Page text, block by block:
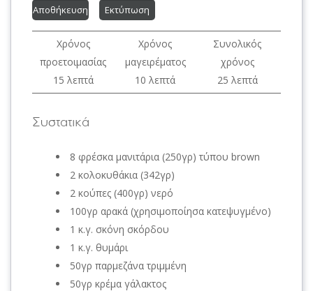
Αποθήκευση Εκτύπωση
Χρόνος
προετοιμασίας
15 λεπτά
Χρόνος
μαγειρέματος
10 λεπτά
Συνολικός
χρόνος
25 λεπτά
Συστατικά
8 φρέσκα μανιτάρια (250γρ) τύπου brown
2 κολοκυθάκια (342γρ)
2 κούπες (400γρ) νερό
100γρ αρακά (χρησιμοποίησα κατεψυγμένο)
1 κ.γ. σκόνη σκόρδου
1 κ.γ. θυμάρι
50γρ παρμεζάνα τριμμένη
50γρ κρέμα γάλακτος